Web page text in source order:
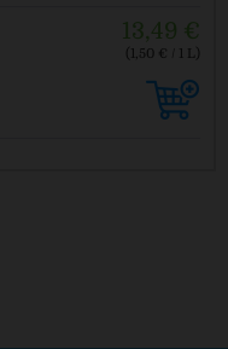
13,49 €
(1,50 € / 1 L)